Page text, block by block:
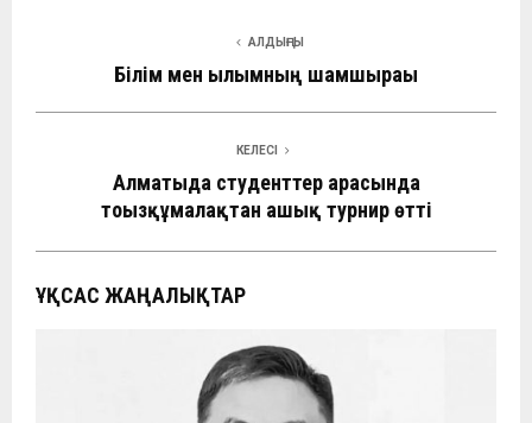
АЛДЫҢҒЫ
Білім мен ғылымның шамшырағы
КЕЛЕСІ
Алматыда студенттер арасында
тоғызқұмалақтан ашық турнир өтті
ҰҚСАС ЖАҢАЛЫҚТАР